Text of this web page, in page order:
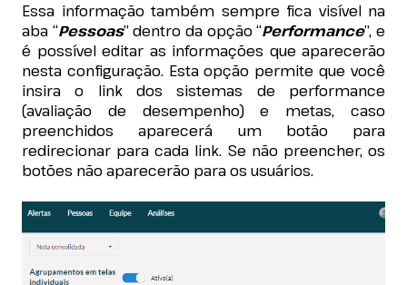
Essa informação também sempre fica visível na
aba “Pessoas” dentro da opção “Performance”, e
é possível editar as informações que aparecerão
nesta configuração. Esta opção permite que você
insira o link dos sistemas de performance
(avaliação de desempenho) e metas, caso
preenchidos aparecerá um botão para
redirecionar para cada link. Se não preencher, os
botões não aparecerão para os usuários.